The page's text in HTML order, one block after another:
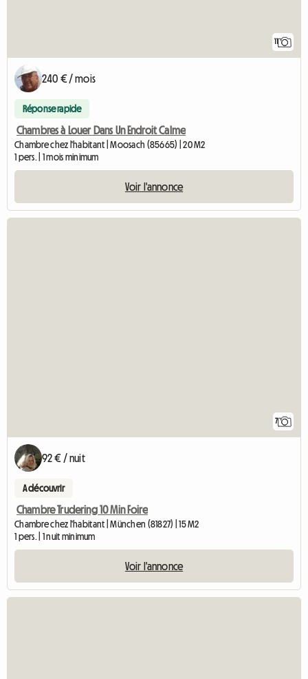
11
240 € / mois
Réponse rapide
Chambres à Louer Dans Un Endroit Calme
Chambre chez l'habitant | Moosach (85665) | 20 M2
1 pers. | 1 mois minimum
Voir l'annonce
7
92 € / nuit
A découvrir
Chambre Trudering 10 Min Foire
Chambre chez l'habitant | München (81827) | 15 M2
1 pers. | 1 nuit minimum
Voir l'annonce